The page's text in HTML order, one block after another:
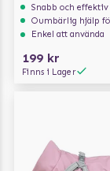
Snabb och
Oumbärlig hjälp för
Enkel att använda
199 kr
Finns i Lager